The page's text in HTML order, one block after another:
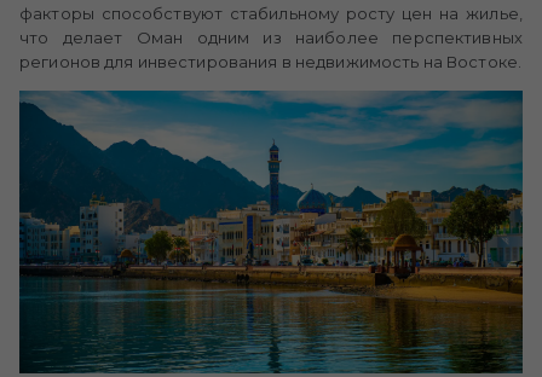
факторы способствуют стабильному росту цен на жилье,
что делает Оман одним из наиболее перспективных
регионов для инвестирования в недвижимость на Востоке.